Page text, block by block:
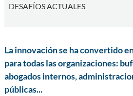
DESAFÍOS ACTUALES
La innovación se ha convertido
para todas las organizaciones:
abogados internos,
públicas...